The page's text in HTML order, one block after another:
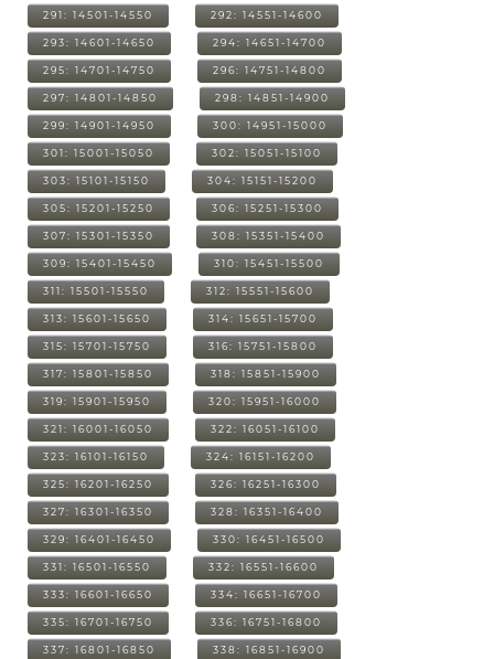
291: 14501-14550 292: 14551-14600
293: 14601-14650 294: 14651-14700
295: 14701-14750 296: 14751-14800
297: 14801-14850 298: 14851-14900
299: 14901-14950 300: 14951-15000
301: 15001-15050 302: 15051-15100
303: 15101-15150 304: 15151-15200
305: 15201-15250 306: 15251-15300
307: 15301-15350 308: 15351-15400
309: 15401-15450 310: 15451-15500
311: 15501-15550 312: 15551-15600
313: 15601-15650 314: 15651-15700
315: 15701-15750 316: 15751-15800
317: 15801-15850 318: 15851-15900
319: 15901-15950 320: 15951-16000
321: 16001-16050 322: 16051-16100
323: 16101-16150 324: 16151-16200
325: 16201-16250 326: 16251-16300
327: 16301-16350 328: 16351-16400
329: 16401-16450 330: 16451-16500
331: 16501-16550 332: 16551-16600
333: 16601-16650 334: 16651-16700
335: 16701-16750 336: 16751-16800
337: 16801-16850 338: 16851-16900